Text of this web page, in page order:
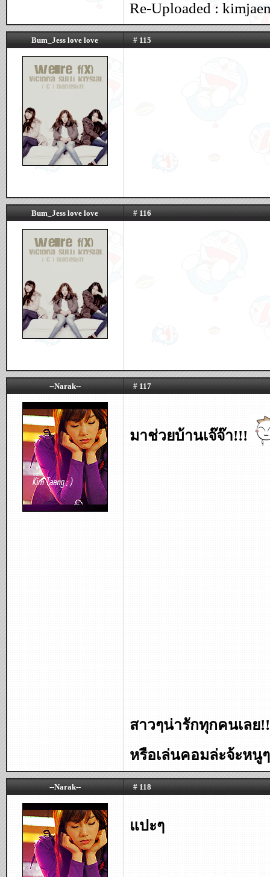
Re-Uploaded :
Bum_Jess love love # 115
Bum_Jess love love # 116
--Narak-- # 117
มาช่วยบ้านเจ๊จ๊า!!!
สาวๆน่ารักทุกคนเลย
หรือเล่นคอมล่ะจ้ะห
--Narak-- # 118
แปะๆ